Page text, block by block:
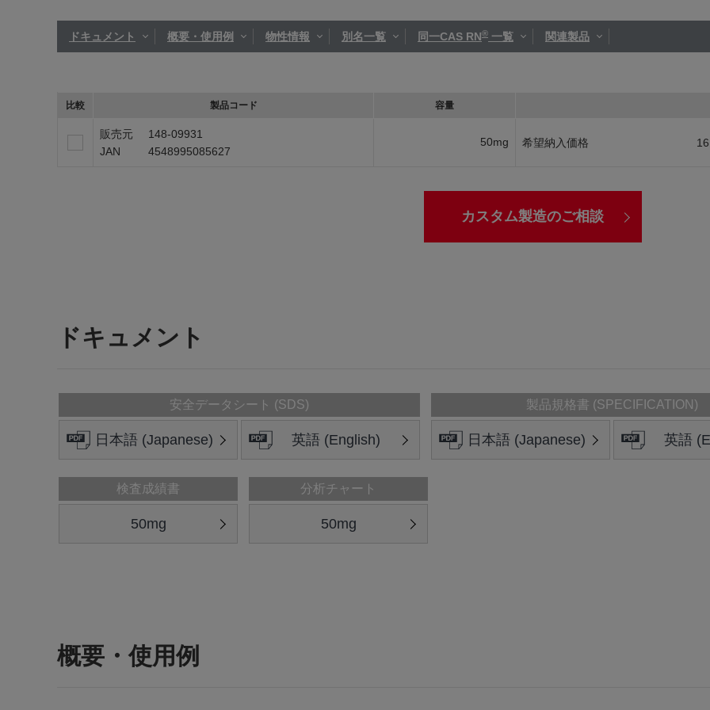
ドキュメント 概要・使用例 物性情報 別名一覧 同一CAS RN® 一覧 関連製品
比較 製品コード 容量
販売元
148-09931
JAN
4548995085627
50mg 希望納入価格
カスタム製造のご相談
ドキュメント
安全データシート (SDS)
日本語 (Japanese) 英語 (English)
製品規格書 (SPECIFICATION)
日本語 (Japanese) 英語
検査成績書
50mg
分析チャート
50mg
概要・使用例